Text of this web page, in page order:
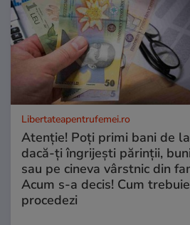
Libertateapentrufemei.ro
Atenție! Poți primi bani de
dacă-ți îngrijești părinții,
sau pe cineva vârstnic din
Acum s-a decis! Cum
procedezi